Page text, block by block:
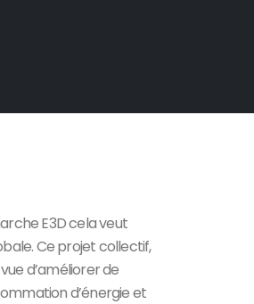
E3D cela veut
Ce projet collectif,
d’améliorer de
d’énergie et